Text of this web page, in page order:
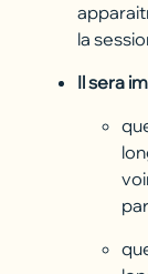
la
Il sera